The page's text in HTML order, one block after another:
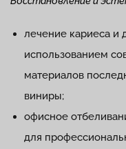
лечение кариеса и
использованием
материалов
виниры;
офисное
для